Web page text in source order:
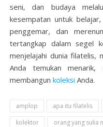
seni, dan budaya
kesempatan untuk
penggemar, dan
tertangkap dalam segel
menjelajahi dunia filatelis,
Anda temukan
membangun koleksi Anda.
amplop apa itu filatelis
kolektor
orang yang suka